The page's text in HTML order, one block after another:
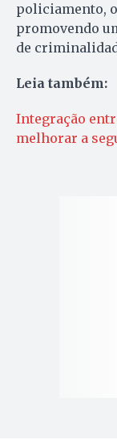
policiamento,
promovendo
de
Leia também:
Integração
melhorar a